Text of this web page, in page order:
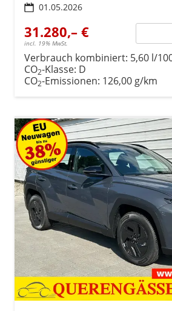
01.05.2026
31.280,– €
incl. 19% MwSt.
Verbrauch kombiniert: 5,60 l/
CO2-Klasse: D
CO2-Emissionen: 126,00 g/km